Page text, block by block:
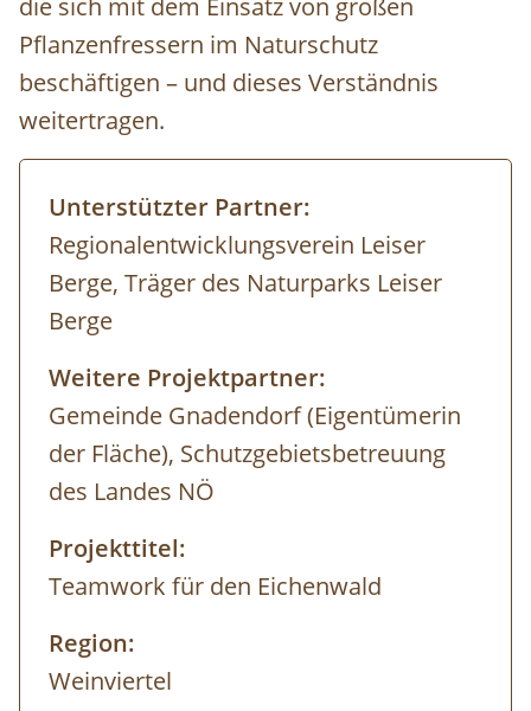
die sich mit dem Einsatz von großen
Pflanzenfressern im Naturschutz
beschäftigen – und dieses Verständnis
weitertragen.
Unterstützter Partner:
Regionalentwicklungsverein Leiser
Berge, Träger des Naturparks Leiser
Berge
Weitere Projektpartner:
Gemeinde Gnadendorf (Eigentümerin
der Fläche), Schutzgebietsbetreuung
des Landes NÖ
Projekttitel:
Teamwork für den Eichenwald
Region:
Weinviertel